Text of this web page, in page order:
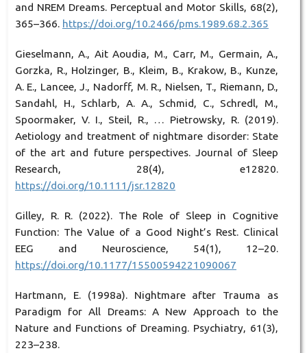
and NREM Dreams. Perceptual and Motor Skills, 68(2),
365–366. https://doi.org/10.2466/pms.1989.68.2.365
Gieselmann, A., Ait Aoudia, M., Carr, M., Germain, A.,
Gorzka, R., Holzinger, B., Kleim, B., Krakow, B., Kunze,
A. E., Lancee, J., Nadorff, M. R., Nielsen, T., Riemann, D.,
Sandahl, H., Schlarb, A. A., Schmid, C., Schredl, M.,
Spoormaker, V. I., Steil, R., … Pietrowsky, R. (2019).
Aetiology and treatment of nightmare disorder: State
of the art and future perspectives. Journal of Sleep
Research, 28(4), e12820.
https://doi.org/10.1111/jsr.12820
Gilley, R. R. (2022). The Role of Sleep in Cognitive
Function: The Value of a Good Night’s Rest. Clinical
EEG and Neuroscience, 54(1), 12–20.
https://doi.org/10.1177/15500594221090067
Hartmann, E. (1998a). Nightmare after Trauma as
Paradigm for All Dreams: A New Approach to the
Nature and Functions of Dreaming. Psychiatry, 61(3),
223–238.